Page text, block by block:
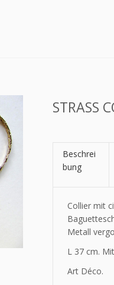
STRASS
Beschrei
bung
Collier mit
Metall
L 37 cm.
Art Déco.